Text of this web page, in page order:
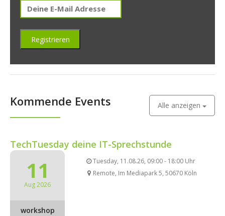
Kommende Events Alle anzeigen
TechTuesday deine IT-Sprechstunde
11
Aug 2026
workshop
Tuesday, 11.08.26, 09:00 - 18:00 Uhr
Remote, Im Mediapark 5, 50670 Köln